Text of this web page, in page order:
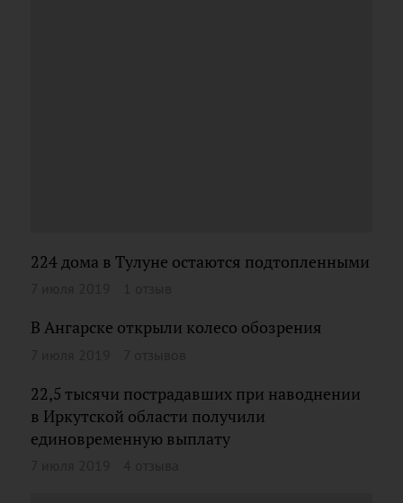
224 дома в Тулуне остаются подтопленными
В Ангарске открыли колесо обозрения
22,5 тысячи пострадавших при наводнении
в Иркутской области получили
единовременную выплату